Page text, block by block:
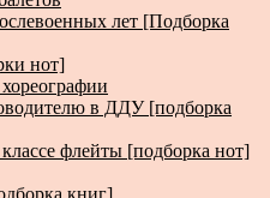
лет [Подборка
нот]
в ДДУ [подборка
флейты [подборка нот]